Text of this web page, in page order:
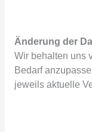
Änderung der
Wir behalten uns
Bedarf
jeweils aktuelle